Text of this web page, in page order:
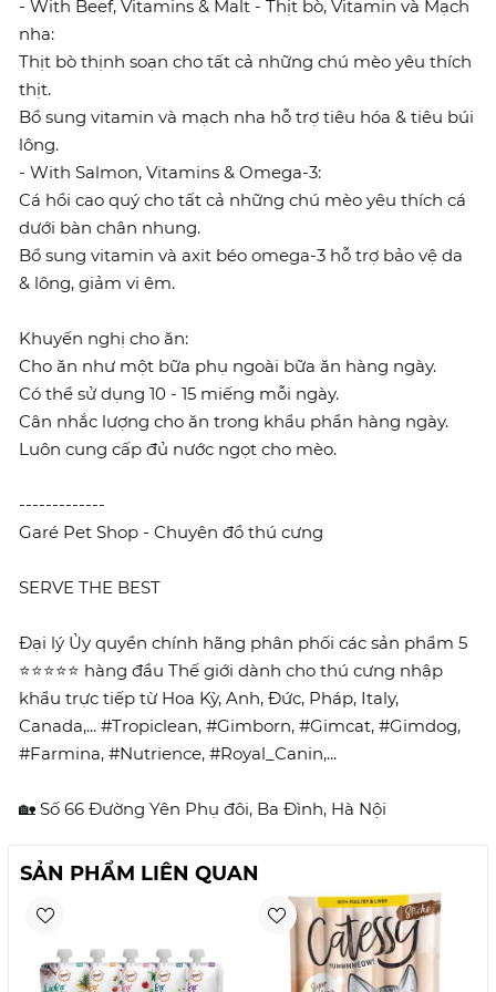
- With Beef, Vitamins & Malt - Thịt bò, Vitamin và Mạch
nha:
Thịt bò thịnh soạn cho tất cả những chú mèo yêu thích
thịt.
Bổ sung vitamin và mạch nha hỗ trợ tiêu hóa & tiêu búi
lông.
- With Salmon, Vitamins & Omega-3:
Cá hồi cao quý cho tất cả những chú mèo yêu thích cá
dưới bàn chân nhung.
Bổ sung vitamin và axit béo omega-3 hỗ trợ bảo vệ da
& lông, giảm vi êm.
Khuyến nghị cho ăn:
Cho ăn như một bữa phụ ngoài bữa ăn hàng ngày.
Có thể sử dụng 10 - 15 miếng mỗi ngày.
Cân nhắc lượng cho ăn trong khẩu phần hàng ngày.
Luôn cung cấp đủ nước ngọt cho mèo.
-------------
Garé Pet Shop - Chuyên đồ thú cưng
SERVE THE BEST
Đại lý Ủy quyền chính hãng phân phối các sản phẩm 5
⭐⭐⭐⭐⭐ hàng đầu Thế giới dành cho thú cưng nhập
khẩu trực tiếp từ Hoa Kỳ, Anh, Đức, Pháp, Italy,
Canada,... #Tropiclean, #Gimborn, #Gimcat, #Gimdog,
#Farmina, #Nutrience, #Royal_Canin,...
🏡 Số 66 Đường Yên Phụ đôi, Ba Đình, Hà Nội
SẢN PHẨM LIÊN QUAN